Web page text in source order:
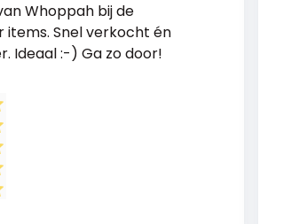
Whoppah bij de
Snel verkocht én
Ideaal :-) Ga zo door!